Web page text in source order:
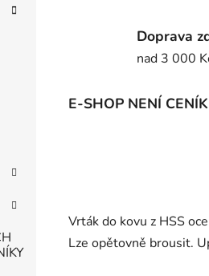
Doprava
nad 3 000
E-SHOP NENÍ
Vrták do kovu z HSS
Lze opětovně brousit.